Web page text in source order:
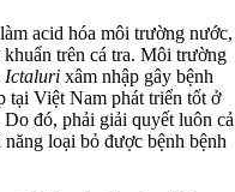
acid hóa môi trường nước,
trên cá tra. Môi trường
Ictaluri xâm nhập gây bệnh
tại Việt Nam phát triển tốt ở
đó, phải giải quyết luôn cả
loại bỏ được bệnh bệnh